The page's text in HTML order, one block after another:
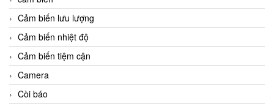
Cảm biến lưu lượng
Cảm biến nhiệt độ
Cảm biến tiệm cận
Camera
Còi báo